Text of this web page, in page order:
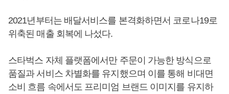
2021년부터는 배달서비스를 본격화하면서 코로나19로
위축된 매출 회복에 나섰다.
스타벅스 자체 플랫폼에서만 주문이 가능한 방식으로
품질과 서비스 차별화를 유지했으며 이를 통해 비대면
소비 흐름 속에서도 프리미엄 브랜드 이미지를 유지하